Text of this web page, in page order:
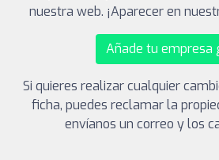
nuestra web. ¡Aparecer en
Añade tu empresa
Si quieres realizar cualquier
ficha, puedes reclamar la
envíanos un correo y los